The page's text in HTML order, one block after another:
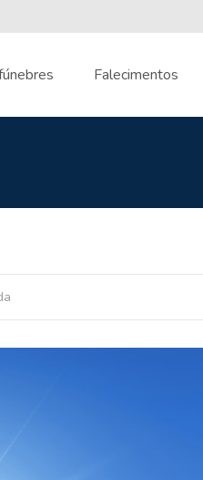
Falecimentos